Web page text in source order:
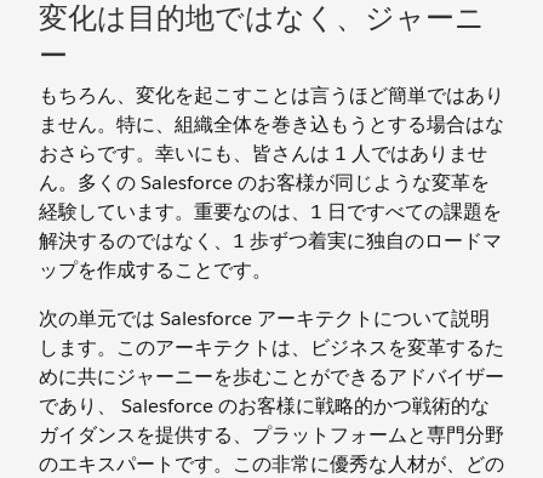
変化は目的地ではなく、ジャーニ
ー
もちろん、変化を起こすことは言うほど簡単ではあり
ません。特に、組織全体を巻き込もうとする場合はな
おさらです。幸いにも、皆さんは 1 人ではありませ
ん。多くの Salesforce のお客様が同じような変革を
経験しています。重要なのは、1 日ですべての課題を
解決するのではなく、1 歩ずつ着実に独自のロードマ
ップを作成することです。
次の単元では Salesforce アーキテクトについて説明
します。このアーキテクトは、ビジネスを変革するた
めに共にジャーニーを歩むことができるアドバイザー
であり、 Salesforce のお客様に戦略的かつ戦術的な
ガイダンスを提供する、プラットフォームと専門分野
のエキスパートです。この非常に優秀な人材が、どの